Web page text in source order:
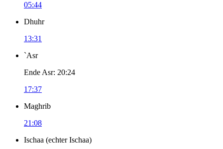
05:44
Dhuhr
13:31
`Asr
Ende Asr: 20:24
17:37
Maghrib
21:08
Ischaa (echter Ischaa)